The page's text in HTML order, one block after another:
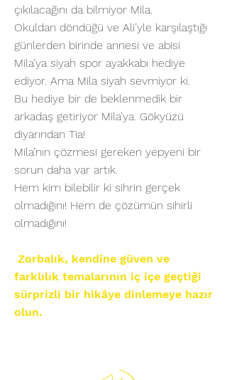
çıkılacağını da bilmiyor Mila.
Okuldan döndüğü ve Ali’yle karşılaştığı
günlerden birinde annesi ve abisi
Mila’ya siyah spor ayakkabı hediye
ediyor. Ama Mila siyah sevmiyor ki.
Bu hediye bir de beklenmedik bir
arkadaş getiriyor Mila’ya. Gökyüzü
diyarından Tia!
Mila’nın çözmesi gereken yepyeni bir
sorun daha var artık.
Hem kim bilebilir ki sihrin gerçek
olmadığını! Hem de çözümün sihirli
olmadığını!
Zorbalık, kendine güven ve
farklılık temalarının iç içe geçtiği
sürprizli bir hikâye dinlemeye hazır
olun.